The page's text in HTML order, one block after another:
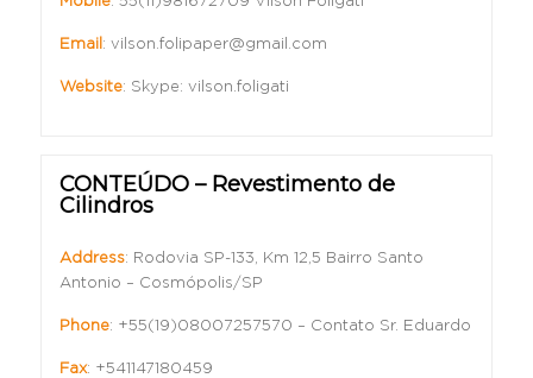
Email : vilson.folipaper@gmail.com
Website: Skype: vilson.foligati
CONTEÚDO – Revestimento de
Cilindros
Address: Rodovia SP-133, Km 12,5 Bairro Santo
Antonio – Cosmópolis/SP
Phone: +55(19)08007257570 – Contato Sr. Eduardo
Fax: +541147180459